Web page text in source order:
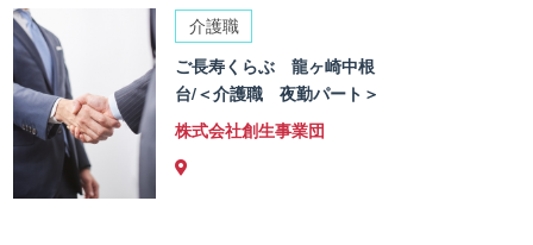
介護職
ご長寿くらぶ 龍ヶ崎中根
台/＜介護職 夜勤パート＞
株式会社創生事業団